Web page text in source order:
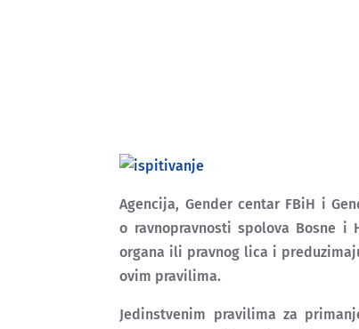
Agencija, Gender centar FBiH i
o ravnopravnosti spolova Bosne i
organa ili pravnog lica i
ovim pravilima.
Jedinstvenim pravilima za